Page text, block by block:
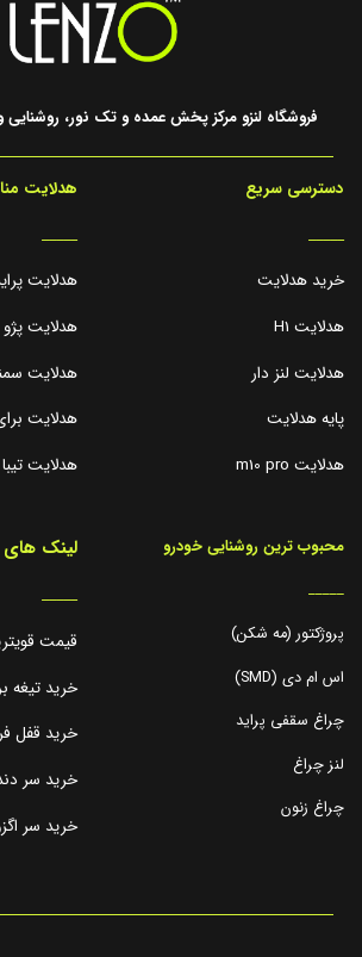
فروشگاه لنزو مرکز پخش عمده و تک نور، روشنایی
دسترسی سریع
_____
خرید هدلایت
هدلایت H1
هدلایت لنز دار
پایه هدلایت
هدلایت m10 pro
هدلایت
_____
هدلایت
هدلایت
هدلایت
هدلایت برای
هدلایت تیبا
محبوب ترین روشنایی خودرو
_____
پروژکتور (مه شکن)
اس ام دی (SMD)
چراغ سقفی پراید
لنز چراغ
چراغ زنون
لینک های
_____
قیمت
خرید تیغه
خرید قفل
خرید سر
خرید سر